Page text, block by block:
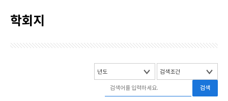
학회지
검색